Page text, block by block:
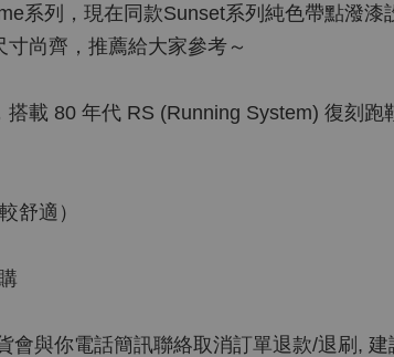
系列，現在同款Sunset系列純色帶點潑漆
尚齊，推薦給大家參考～
載 80 年代 RS (Running System) 復刻跑
舒適）
會與你電話簡訊聯絡取消訂單退款/退刷,